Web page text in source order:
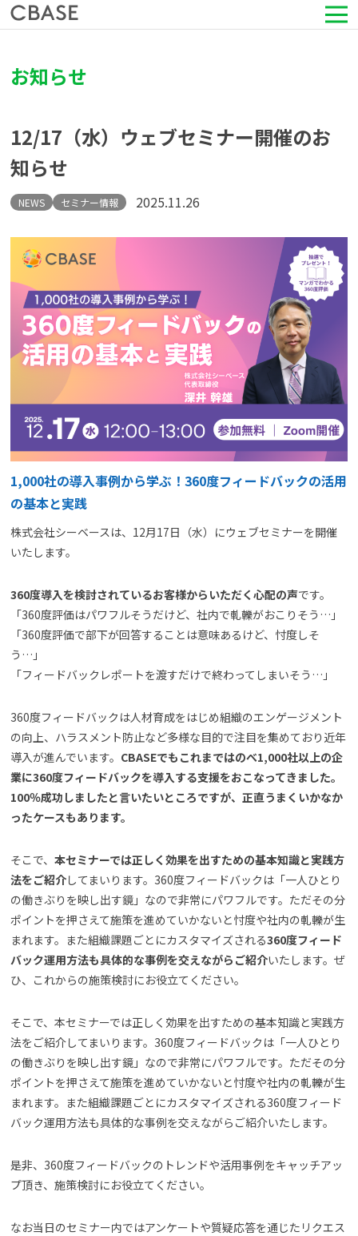
導入事例
セミナー情報
HRコラム
お知らせ
会社情報
お見積もり依頼
お知らせ
12/17（水）ウェブセミナー開催のお
知らせ
NEWS セミナー情報 2025.11.26
1,000社の導入事例から学ぶ！360度フィードバックの活用
の基本と実践
株式会社シーベースは、12月17日（水）にウェブセミナーを開催
いたします。
360度導入を検討されているお客様からいただく心配の声です。
「360度評価はパワフルそうだけど、社内で軋轢がおこりそう…」
「360度評価で部下が回答することは意味あるけど、忖度しそ
う…」
「フィードバックレポートを渡すだけで終わってしまいそう…」
360度フィードバックは人材育成をはじめ組織のエンゲージメント
の向上、ハラスメント防止など多様な目的で注目を集めており近年
導入が進んでいます。 CBASEでもこれまではのべ1,000社以上の企
業に360度フィードバックを導入する支援をおこなってきました。
100％成功しましたと言いたいところですが、正直うまくいかなか
ったケースもあります。
そこで、 本セミナーでは正しく効果を出すための基本知識と実践方
法をご紹介してまいります。360度フィードバックは「一人ひとり
の働きぶりを映し出す鏡」なので非常にパワフルです。ただその分
ポイントを押さえて施策を進めていかないと忖度や社内の軋轢が生
まれます。また組織課題ごとにカスタマイズされる360度フィード
バック運用方法も具体的な事例を交えながらご紹介いたします。ぜ
ひ、これからの施策検討にお役立てください。
そこで、本セミナーでは正しく効果を出すための基本知識と実践方
法をご紹介してまいります。360度フィードバックは「一人ひとり
の働きぶりを映し出す鏡」なので非常にパワフルです。ただその分
ポイントを押さえて施策を進めていかないと忖度や社内の軋轢が生
まれます。また組織課題ごとにカスタマイズされる360度フィード
バック運用方法も具体的な事例を交えながらご紹介いたします。
是非、360度フィードバックのトレンドや活用事例をキャッチアッ
プ頂き、施策検討にお役立てください。
なお当日のセミナー内ではアンケートや質疑応答を通じたリクエス